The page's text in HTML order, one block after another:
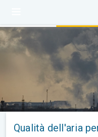
Qualità dell'aria